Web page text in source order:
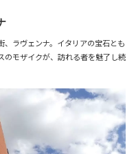
ラヴェンナ。 イタリアの宝石とも
のモザイクが、訪れる者を魅了し続